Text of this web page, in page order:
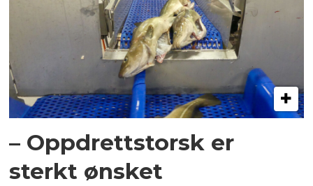
– Oppdrettstorsk er
sterkt ønsket